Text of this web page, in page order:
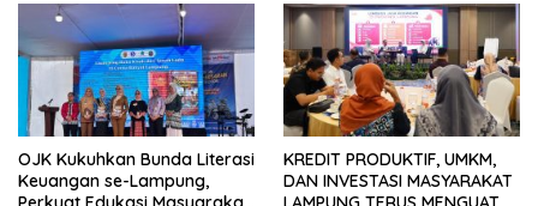
OJK Kukuhkan Bunda Literasi
Keuangan se-Lampung,
KREDIT PRODUKTIF, UMKM,
DAN INVESTASI MASYARAKAT